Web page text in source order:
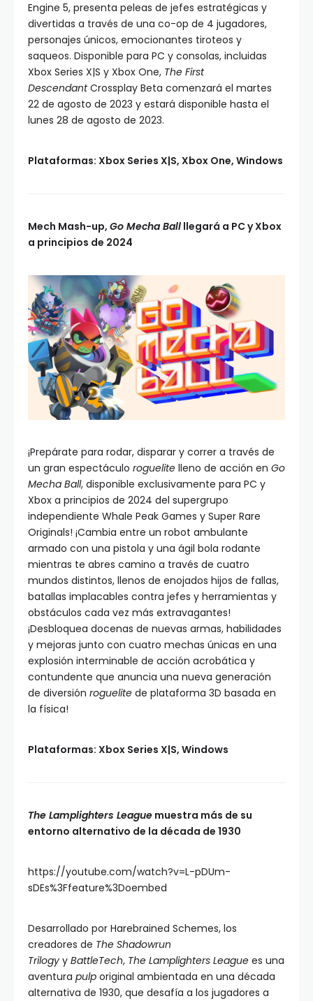
Engine 5, presenta peleas de jefes estratégicas y
divertidas a través de una co-op de 4 jugadores,
personajes únicos, emocionantes tiroteos y
saqueos. Disponible para PC y consolas, incluidas
Xbox Series X|S y Xbox One, The First
DescendantCrossplay Beta comenzará el martes
22 de agosto de 2023 y estará disponible hasta el
lunes 28 de agosto de 2023.
Plataformas: Xbox Series X|S, Xbox One, Windows
Mech Mash-up, Go Mecha Ball llegará a PC y Xbox
a principios de 2024
¡Prepárate para rodar, disparar y correr a través de
un gran espectáculo roguelite lleno de acción en Go
Mecha Ball, disponible exclusivamente para PC y
Xbox a principios de 2024 del supergrupo
independiente Whale Peak Games y Super Rare
Originals! ¡Cambia entre un robot ambulante
armado con una pistola y una ágil bola rodante
mientras te abres camino a través de cuatro
mundos distintos, llenos de enojados hijos de fallas,
batallas implacables contra jefes y herramientas y
obstáculos cada vez más extravagantes!
¡Desbloquea docenas de nuevas armas, habilidades
y mejoras junto con cuatro mechas únicas en una
explosión interminable de acción acrobática y
contundente que anuncia una nueva generación
de diversión roguelite de plataforma 3D basada en
la física!
Plataformas: Xbox Series X|S, Windows
The Lamplighters League muestra más de su
entorno alternativo de la década de 1930
https://youtube.com/watch?v=L-pDUm-
sDEs%3Ffeature%3Doembed
Desarrollado por Harebrained Schemes, los
creadores de The Shadowrun
Trilogy y BattleTech, The Lamplighters League es una
aventura pulp original ambientada en una década
alternativa de 1930, que desafía a los jugadores a